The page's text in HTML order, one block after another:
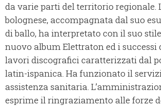
da varie parti del territorio regionale.
bolognese, accompagnata dal suo
di ballo, ha interpretato con il suo stile
nuovo album Elettraton ed i successi
lavori discografici caratterizzati dal
latin-ispanica. Ha funzionato il
assistenza sanitaria.
esprime il ringraziamento alle forze